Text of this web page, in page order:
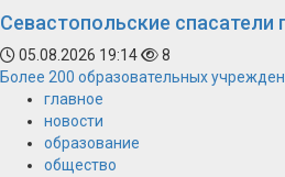
Севастопольские
05.08.2026 19:14
8
Более 200 образовательных
главное
новости
образование
общество